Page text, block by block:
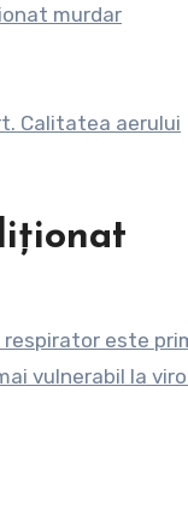
murdar
Calitatea aerului
este
vulnerabil la